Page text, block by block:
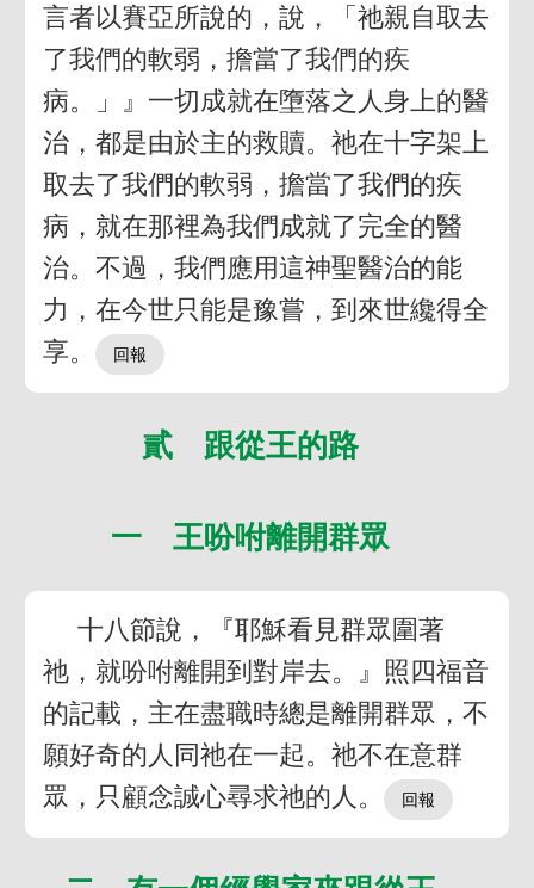
言者以賽亞所說的，說，「祂親自取去
了我們的軟弱，擔當了我們的疾
病。」』一切成就在墮落之人身上的醫
治，都是由於主的救贖。祂在十字架上
取去了我們的軟弱，擔當了我們的疾
病，就在那裡為我們成就了完全的醫
治。不過，我們應用這神聖醫治的能
力，在今世只能是豫嘗，到來世纔得全
享。
貳 跟從王的路
一 王吩咐離開群眾
十八節說，『耶穌看見群眾圍著
祂，就吩咐離開到對岸去。』照四福音
的記載，主在盡職時總是離開群眾，不
願好奇的人同祂在一起。祂不在意群
眾，只顧念誠心尋求祂的人。